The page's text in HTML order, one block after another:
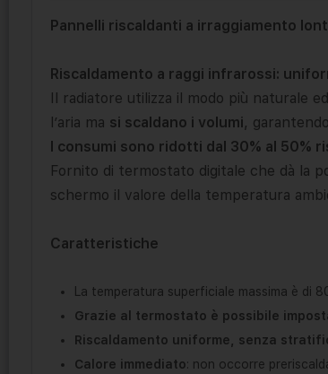
Pannelli riscaldanti a irraggiamento
Riscaldamento a raggi infrarossi:
Il radiatore utilizza il modo più naturale
l’aria ma si scaldano i volumi,
I consumi sono ridotti dal 30% al 50%
Fornito di termostato digitale che dà la
schermo il valore della temperatura
Caratteristiche
La temperatura superficiale massima è di
Grazie al termostato è possibile
Riscaldamento uniforme, senza
Calore immediato: non occorre